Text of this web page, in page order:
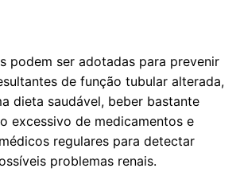
podem ser adotadas para prevenir
de função tubular alterada,
dieta saudável, beber bastante
excessivo de medicamentos e
regulares para detectar
problemas renais.